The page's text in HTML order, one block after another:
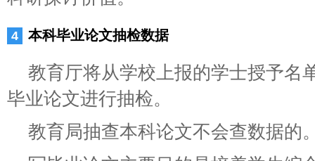
本科毕业论文抽检数据
教育厅将从学校上报的学士授予名
毕业论文进行抽检。
教育局抽查本科论文不会查数据的